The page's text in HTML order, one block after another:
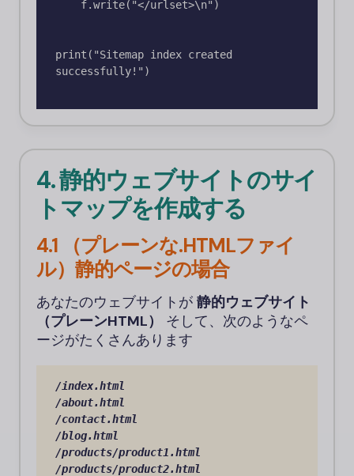
print("Sitemap index created
successfully!")
4. 静的ウェブサイトのサイ
トマップを作成する
4.1 （プレーンな.HTMLファイ
ル）静的ページの場合
あなたのウェブサイトが 静的ウェブサイト
（プレーンHTML）
そして、次のようなペ
ージがたくさんあります
/index.html
/about.html
/contact.html
/blog.html
/products/product1.html
/products/product2.html